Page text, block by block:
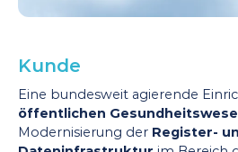
Kunde
Eine bundesweit agierende
öffentlichen
Modernisierung der Register-